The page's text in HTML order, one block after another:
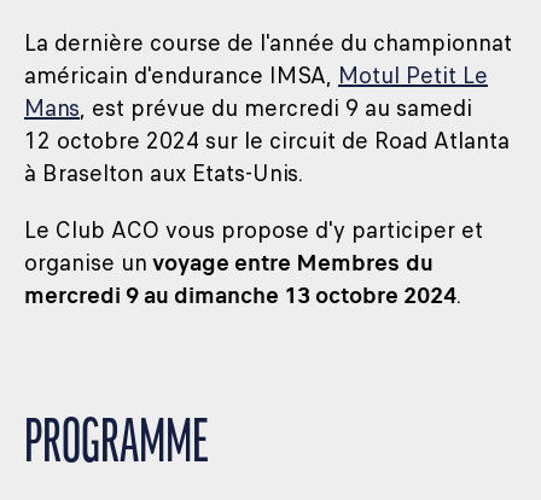
La dernière course de l'année du championnat
américain d'endurance IMSA, Motul Petit Le
Mans, est prévue du mercredi 9 au samedi
12 octobre 2024 sur le circuit de Road Atlanta
à Braselton aux Etats-Unis.
Le Club ACO vous propose d'y participer et
organise unvoyage entre Membres du
mercredi 9 au dimanche 13 octobre 2024.
PROGRAMME